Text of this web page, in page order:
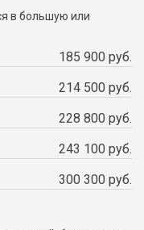
в большую или
185 900 руб.
214 500 руб.
228 800 руб.
243 100 руб.
300 300 руб.